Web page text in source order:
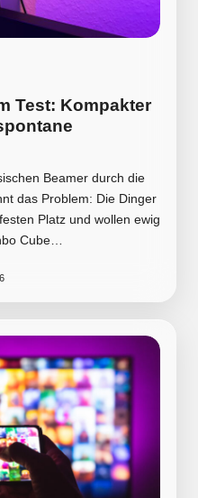
Test: Kompakter
Beamer durch die
das Problem: Die Dinger
Platz und wollen ewig
Cube…